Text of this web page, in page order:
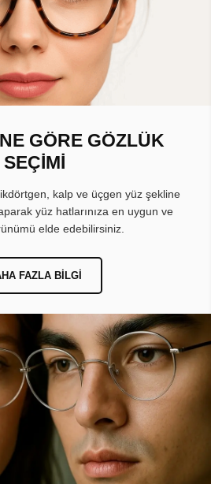
GÖRE GÖZLÜK
SEÇİMİ
kalp ve üçgen yüz şekline
yüz hatlarınıza en uygun ve
elde edebilirsiniz.
FAZLA BILGI